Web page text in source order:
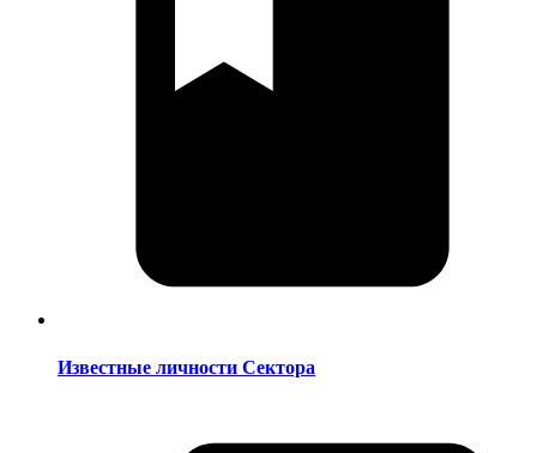
Известные личности Сектора